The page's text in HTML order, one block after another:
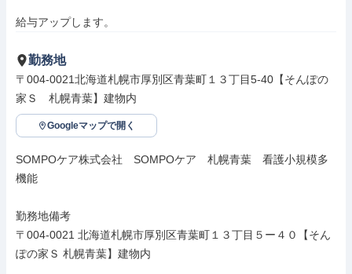
給与アップします。
勤務地
〒004-0021北海道札幌市厚別区青葉町１３丁目5-40【そんぽの
家Ｓ　札幌青葉】建物内
Googleマップで開く
SOMPOケア株式会社　SOMPOケア　札幌青葉　看護小規模多
機能
勤務地備考
〒004-0021 北海道札幌市厚別区青葉町１３丁目５ー４０【そん
ぽの家Ｓ 札幌青葉】建物内